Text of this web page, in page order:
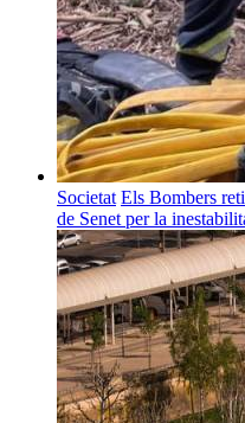
Societat Els Bombers
de Senet per la